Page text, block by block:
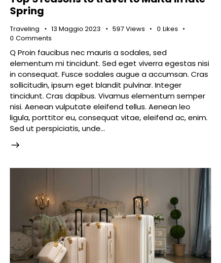
Spring
Traveling 13 Maggio 2023 597 Views 0 Likes
0 Comments
Q Proin faucibus nec mauris a sodales, sed
elementum mi tincidunt. Sed eget viverra egestas nisi
in consequat. Fusce sodales augue a accumsan. Cras
sollicitudin, ipsum eget blandit pulvinar. Integer
tincidunt. Cras dapibus. Vivamus elementum semper
nisi. Aenean vulputate eleifend tellus. Aenean leo
ligula, porttitor eu, consequat vitae, eleifend ac, enim.
Sed ut perspiciatis, unde…